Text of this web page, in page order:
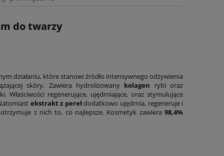
kosztów
do twarzy
działaniu, które stanowi źródło intensywnego odżywienia
skóry. Zawiera hydrolizowany kolagen rybi oraz
Właściwości regenerujące, ujędrniające, oraz stymulujące
ekstrakt z perełdodatkowo ujędrnia, regeneruje i
z nich to, co najlepsze. Kosmetyk zawiera 98,4%